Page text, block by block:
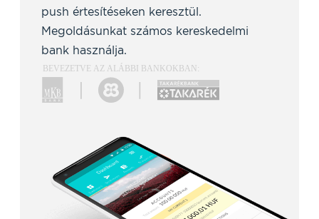
push értesítéseken keresztül.
Megoldásunkat számos kereskedelmi
bank használja.